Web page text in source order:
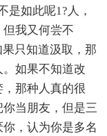
是如此呢1?人，
我又何尝不
只知道汲取，那
如果不知道改
那种人真的很
当朋友，但是三
，认为你是多名